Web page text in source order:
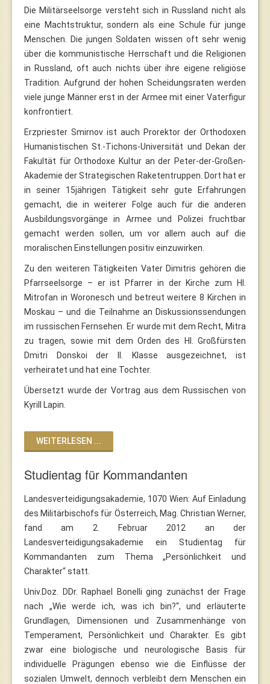
Die Militärseelsorge versteht sich in Russland nicht als
eine Machtstruktur, sondern als eine Schule für junge
Menschen. Die jungen Soldaten wissen oft sehr wenig
über die kommunistische Herrschaft und die Religionen
in Russland, oft auch nichts über ihre eigene religiöse
Tradition. Aufgrund der hohen Scheidungsraten werden
viele junge Männer erst in der Armee mit einer Vaterfigur
konfrontiert.
Erzpriester Smirnov ist auch Prorektor der Orthodoxen
Humanistischen St.-Tichons-Universität und Dekan der
Fakultät für Orthodoxe Kultur an der Peter-der-Großen-
Akademie der Strategischen Raketentruppen. Dort hat er
in seiner 15jährigen Tätigkeit sehr gute Erfahrungen
gemacht, die in weiterer Folge auch für die anderen
Ausbildungsvorgänge in Armee und Polizei fruchtbar
gemacht werden sollen, um vor allem auch auf die
moralischen Einstellungen positiv einzuwirken.
Zu den weiteren Tätigkeiten Vater Dimitris gehören die
Pfarrseelsorge – er ist Pfarrer in der Kirche zum Hl.
Mitrofan in Woronesch und betreut weitere 8 Kirchen in
Moskau – und die Teilnahme an Diskussionssendungen
im russischen Fernsehen. Er wurde mit dem Recht, Mitra
zu tragen, sowie mit dem Orden des Hl. Großfürsten
Dmitri Donskoi der II. Klasse ausgezeichnet, ist
verheiratet und hat eine Tochter.
Übersetzt wurde der Vortrag aus dem Russischen von
Kyrill Lapin.
WEITERLESEN ...
Studientag für Kommandanten
Landesverteidigungsakademie, 1070 Wien: Auf Einladung
des Militärbischofs für Österreich, Mag. Christian Werner,
fand am 2. Februar 2012 an der
Landesverteidigungsakademie ein Studientag für
Kommandanten zum Thema „Persönlichkeit und
Charakter“ statt.
Univ.Doz. DDr. Raphael Bonelli ging zunächst der Frage
nach „Wie werde ich, was ich bin?“, und erläuterte
Grundlagen, Dimensionen und Zusammenhänge von
Temperament, Persönlichkeit und Charakter. Es gibt
zwar eine biologische und neurologische Basis für
individuelle Prägungen ebenso wie die Einflüsse der
sozialen Umwelt, dennoch verbleibt dem Menschen ein